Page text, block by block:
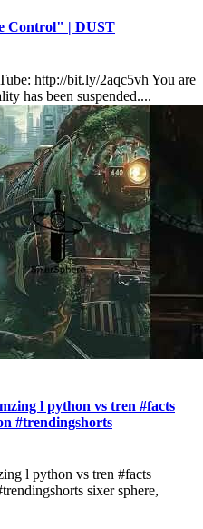
Control" | DUST
http://bit.ly/2aqc5vh You are
has been suspended....
l python vs tren #facts
#trendingshorts
l python vs tren #facts
sixer sphere,